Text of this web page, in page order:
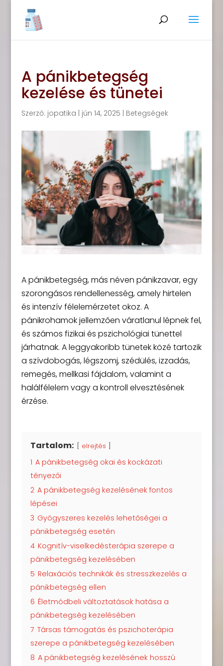
A pánikbetegség
kezelése és tünetei
Szerző: jopatika jún 14, 2025 Betegségek
A pánikbetegség, más néven pánikzavar, egy
szorongásos rendellenesség, amely hirtelen
és intenzív félelemérzetet okoz. A
pánikrohamok jellemzően váratlanul lépnek fel,
és számos fizikai és pszichológiai tünettel
járhatnak. A leggyakoribb tünetek közé tartozik
a szívdobogás, légszomj, szédülés, izzadás,
remegés, mellkasi fájdalom, valamint a
halálfélelem vagy a kontroll elvesztésének
érzése.
Tartalom: elrejtés
1 A pánikbetegség okai és kockázati
tényezői
2 A pánikbetegség kezelésének fontos
lépései
3 Gyógyszeres kezelés lehetőségei a
pánikbetegség esetén
4 Kognitív-viselkedésterápia szerepe a
pánikbetegség kezelésében
5 Relaxációs technikák és stresszkezelés a
pánikbetegség ellen
6 Életmódbeli változtatások hatása a
pánikbetegség kezelésében
7 Társas támogatás és pszichoterápia
szerepe a pánikbetegség kezelésében
8 A pánikbetegség kezelésének hosszú